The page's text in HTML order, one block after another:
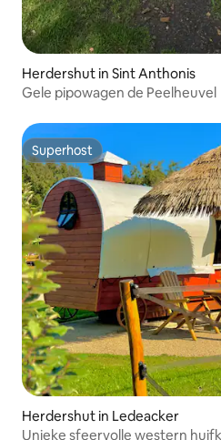
Herdershut in Sint Anthonis
Gele pipowagen de Peelheuvel
Superhost
Superhost
Herdershut in Ledeacker
Unieke sfeervolle western